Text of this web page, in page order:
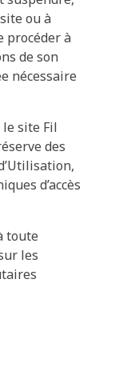
ou à
procéder à
de son
nécessaire
site Fil
des
d’accès
toute
les